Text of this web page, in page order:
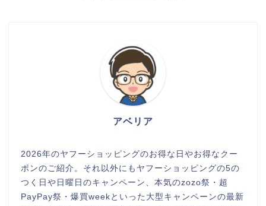
アベリア
2026年のヤフーショッピングのお得な日やお得なクー
ポンのご紹介。それ以外にもヤフーショッピングの5の
つく日や日曜日のキャンペーン、本気のzozo祭・超
PayPay祭・爆買weekといった大型キャンペーンの最新